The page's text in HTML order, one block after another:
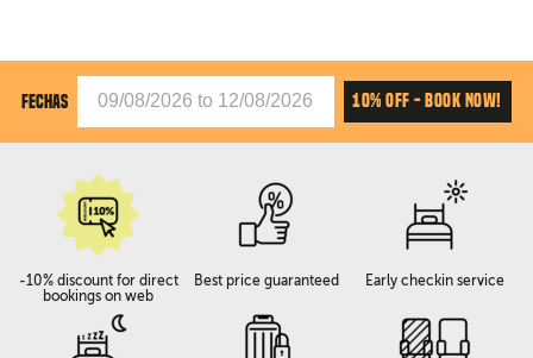
FECHAS 10% OFF - BOOK NOW!
-10% discount for direct
bookings on web
Best price guaranteed Early checkin service